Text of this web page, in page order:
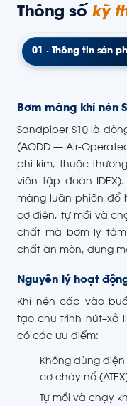
Thông số kỹ
01 · Thông tin sản
Bơm màng khí nén
Sandpiper S10 là
(AODD — Air-
phi kim, thuộc
viên tập đoàn
màng luân phiên để
cơ điện, tự mồi và
chất mà bơm ly
chất ăn mòn, dung
Nguyên lý hoạt
Khí nén cấp vào
tạo chu trình hút–xả
có các ưu điểm:
Không dùng
cơ cháy nổ
Tự mồi và chạy